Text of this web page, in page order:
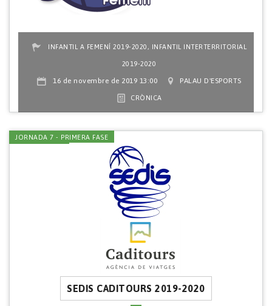
INFANTIL A FEMENÍ 2019-2020 , INFANTIL INTERTERRITORIAL
2019-2020
16 de novembre de 2019 13:00 PALAU D'ESPORTS
CRÒNICA
JORNADA 7 - PRIMERA FASE
SEDIS CADITOURS 2019-2020